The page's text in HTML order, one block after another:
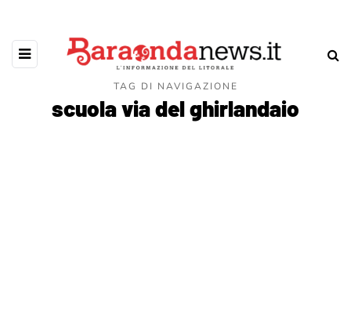
TAG DI NAVIGAZIONE
scuola via del ghirlandaio